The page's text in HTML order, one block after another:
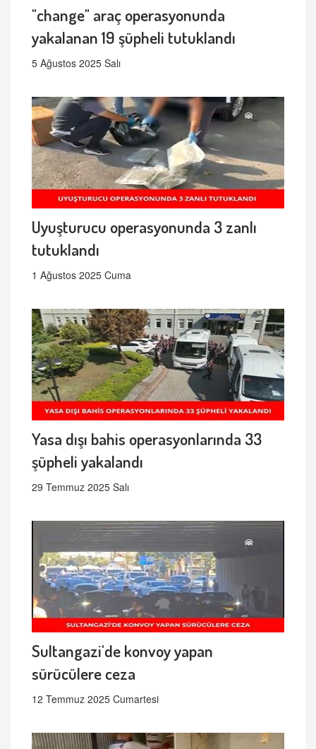
"change" araç operasyonunda
yakalanan 19 şüpheli tutuklandı
5 Ağustos 2025 Salı
Uyuşturucu operasyonunda 3 zanlı
tutuklandı
1 Ağustos 2025 Cuma
Yasa dışı bahis operasyonlarında 33
şüpheli yakalandı
29 Temmuz 2025 Salı
Sultangazi'de konvoy yapan
sürücülere ceza
12 Temmuz 2025 Cumartesi